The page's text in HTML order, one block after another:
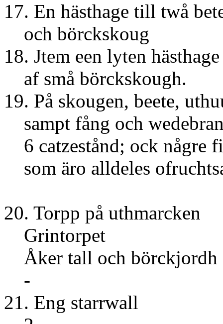
17. En hästhage till twå
och börckskoug
18. Jtem een lyten
af små börckskough.
19. På skougen, beete,
sampt fång och
6 catzestånd; ock någre
som äro alldeles
20. Torpp på uthmarcken
Grintorpet
Åker tall och
-
21. Eng